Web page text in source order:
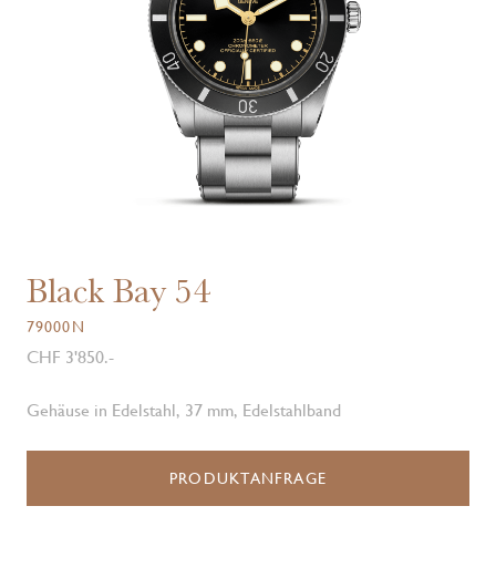
Black Bay 54
79000N
CHF 3'850.-
Gehäuse in Edelstahl, 37 mm, Edelstahlband
PRODUKTANFRAGE